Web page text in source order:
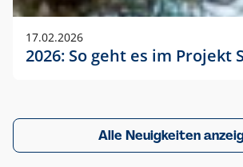
17.02.2026
2026: So geht es im Projekt
Alle Neuigkeiten